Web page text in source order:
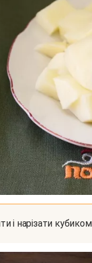
і нарізати